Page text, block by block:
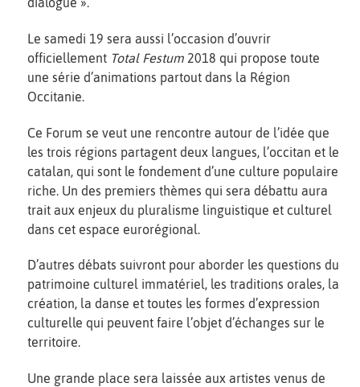
Le samedi 19 sera aussi l’occasion d’ouvrir
officiellement Total Festum 2018 qui propose toute
une série d’animations partout dans la Région
Occitanie.
Ce Forum se veut une rencontre autour de l’idée que
les trois régions partagent deux langues, l’occitan et le
catalan, qui sont le fondement d’une culture populaire
riche. Un des premiers thèmes qui sera débattu aura
trait aux enjeux du pluralisme linguistique et culturel
dans cet espace eurorégional.
D’autres débats suivront pour aborder les questions du
patrimoine culturel immatériel, les traditions orales, la
création, la danse et toutes les formes d’expression
culturelle qui peuvent faire l’objet d’échanges sur le
territoire.
Une grande place sera laissée aux artistes venus de